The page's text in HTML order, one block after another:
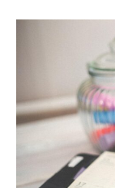
ご利用状況
ご利用者の
ご利用者イ
学生の方へ
就職事例